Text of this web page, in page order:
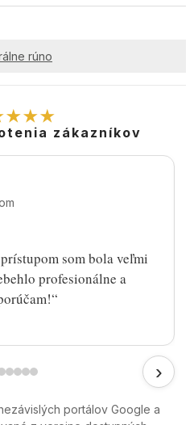
rúno
zákazníkov
som bola veľmi
profesionálne a
›
portálov Google a